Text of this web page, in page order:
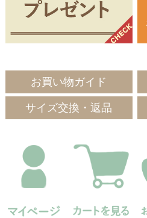
お買い物ガイド
サイズ交換・返品